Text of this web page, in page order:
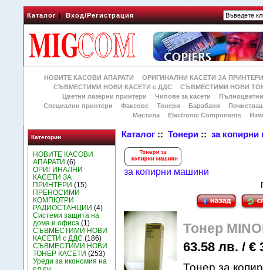
Каталог|Вход/Регистрация
НОВИТЕ КАСОВИ АПАРАТИ
ОРИГИНАЛНИ КАСЕТИ ЗА
СЪВМЕСТИМИ НОВИ КАСЕТИ с ДДС
СЪВМЕСТИМИ НОВИ
Цветни лазерни принтери
Чипове за касети
Специални принтери
Факсове Тонери Барабани
Мастила
Electronic Components
Категории
НОВИТЕ КАСОВИ
АПАРАТИ (6)
ОРИГИНАЛНИ
КАСЕТИ ЗА
ПРИНТЕРИ (15)
ПРЕНОСИМИ
КОМПЮТРИ
РАДИОСТАНЦИИ (4)
Системи защита на
дома и офиса (1)
СЪВМЕСТИМИ НОВИ
КАСЕТИ с ДДС (186)
СЪВМЕСТИМИ НОВИ
ТОНЕР КАСЕТИ (253)
Уреди за икономия на
Каталог ::Тонери ::за
за копирни машини
Тонер
63.58 лв. / €
Тонер за